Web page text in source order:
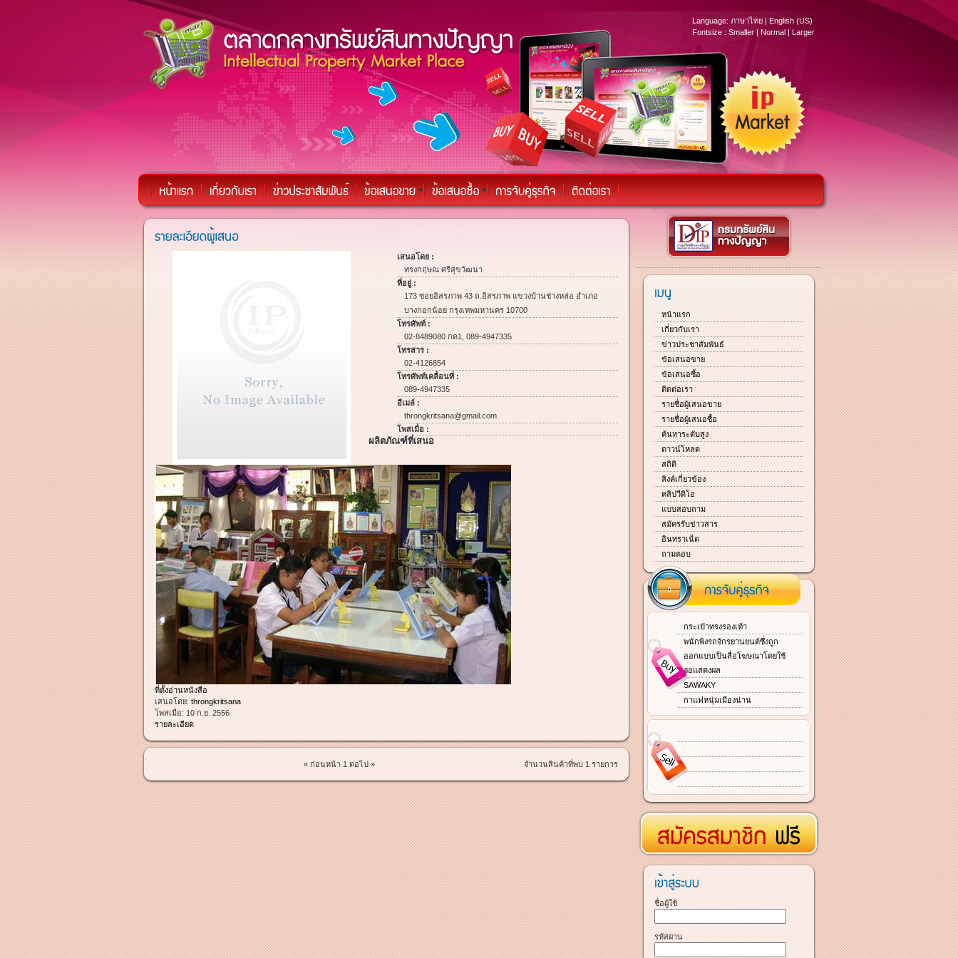
Language: ภาษาไทย | English (US)
Fontsize : Smaller | Normal | Larger
เสนอโดย :
ทรงกฤษณ ศรีสุขวัฒนา
ที่อยู่ :
173 ซอยอิสรภาพ 43 ถ.อิสรภาพ แขวงบ้านช่างหล่อ อำเภอ
บางกอกน้อย กรุงเทพมหานคร 10700
โทรศัพท์ :
02-8489080 กด1, 089-4947335
โทรสาร :
02-4126854
โทรศัพท์เคลื่อนที่ :
089-4947335
อีเมล์ :
throngkritsana@gmail.com
โพสเมื่อ :
ผลิตภัณฑ์ที่เสนอ
ที่ตั้งอ่านหนังสือ
เสนอโดย: throngkritsana
โพสเมื่อ: 10 ก.ย. 2556
รายละเอียด
จำนวนสินค้าที่พบ 1 รายการ
« ก่อนหน้า 1 ต่อไป »
หน้าแรก
เกี่ยวกับเรา
ข่าวประชาสัมพันธ์
ข้อเสนอขาย
ข้อเสนอซื้อ
ติดต่อเรา
รายชื่อผู้เสนอขาย
รายชื่อผู้เสนอซื้อ
ค้นหาระดับสูง
ดาวน์โหลด
สถิติ
ลิงค์เกี่ยวข้อง
คลิปวีดิโอ
แบบสอบถาม
สมัครรับข่าวสาร
อินทราเน็ต
ถามตอบ
กระเป๋าทรงรองเท้า
พนักพิงรถจักรยานยนต์ซึ่งถูก
ออกแบบเป็นสื่อโฆษณาโดยใช้
จอแสดงผล
SAWAKY
กาแฟหนุ่มเมืองน่าน
ชื่อผู้ใช้
รหัสผ่าน